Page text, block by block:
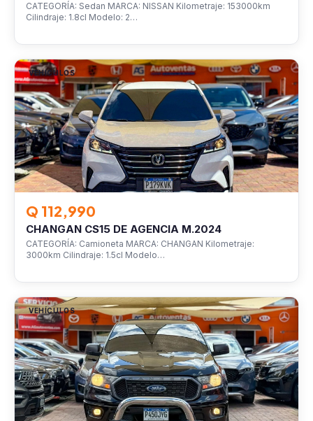
CATEGORÍA: Sedan MARCA: NISSAN Kilometraje: 153000km
Cilindraje: 1.8cl Modelo: 2…
VEHÍCULOS
Q 112,990
CHANGAN CS15 DE AGENCIA M.2024
CATEGORÍA: Camioneta MARCA: CHANGAN Kilometraje:
3000km Cilindraje: 1.5cl Modelo…
VEHÍCULOS